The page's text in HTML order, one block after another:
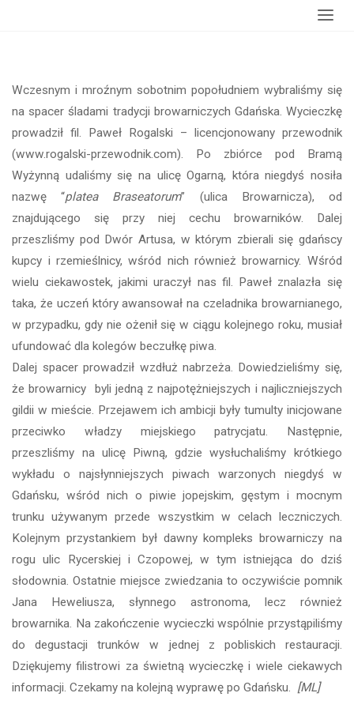
Wczesnym i mroźnym sobotnim popołudniem wybraliśmy się
na spacer śladami tradycji browarniczych Gdańska. Wycieczkę
prowadził fil. Paweł Rogalski – licencjonowany przewodnik
(www.rogalski-przewodnik.com). Po zbiórce pod Bramą
Wyżynną udaliśmy się na ulicę Ogarną, która niegdyś nosiła
nazwę “platea Braseatorum” (ulica Browarnicza), od
znajdującego się przy niej cechu browarników. Dalej
przeszliśmy pod Dwór Artusa, w którym zbierali się gdańscy
kupcy i rzemieślnicy, wśród nich również browarnicy. Wśród
wielu ciekawostek, jakimi uraczył nas fil. Paweł znalazła się
taka, że uczeń który awansował na czeladnika browarnianego,
w przypadku, gdy nie ożenił się w ciągu kolejnego roku, musiał
ufundować dla kolegów beczułkę piwa.
Dalej spacer prowadził wzdłuż nabrzeża. Dowiedzieliśmy się,
że browarnicy byli jedną z najpotężniejszych i najliczniejszych
gildii w mieście. Przejawem ich ambicji były tumulty inicjowane
przeciwko władzy miejskiego patrycjatu. Następnie,
przeszliśmy na ulicę Piwną, gdzie wysłuchaliśmy krótkiego
wykładu o najsłynniejszych piwach warzonych niegdyś w
Gdańsku, wśród nich o piwie jopejskim, gęstym i mocnym
trunku używanym przede wszystkim w celach leczniczych.
Kolejnym przystankiem był dawny kompleks browarniczy na
rogu ulic Rycerskiej i Czopowej, w tym istniejąca do dziś
słodownia. Ostatnie miejsce zwiedzania to oczywiście pomnik
Jana Heweliusza, słynnego astronoma, lecz również
browarnika. Na zakończenie wycieczki wspólnie przystąpiliśmy
do degustacji trunków w jednej z pobliskich restauracji.
Dziękujemy filistrowi za świetną wycieczkę i wiele ciekawych
informacji. Czekamy na kolejną wyprawę po Gdańsku. [ML]